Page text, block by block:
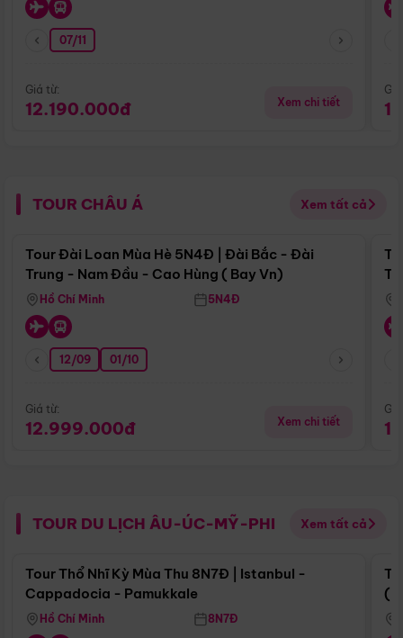
07/11
Giá từ:
12.190.000đ Xem chi tiết
TOUR CHÂU Á Xem tất cả
Điểm nổi bật
Tour Đài Loan Mùa Hè 5N4Đ | Đài Bắc - Đài
Trung - Nam Đầu - Cao Hùng ( Bay Vn)
Hồ Chí Minh 5N4Đ
12/09 01/10
Giá từ:
12.999.000đ Xem chi tiết
TOUR DU LỊCH ÂU-ÚC-MỸ-PHI Xem tất cả
Điểm nổi bật
Tour Thổ Nhĩ Kỳ Mùa Thu 8N7Đ | Istanbul -
Cappadocia - Pamukkale
Hồ Chí Minh 8N7Đ